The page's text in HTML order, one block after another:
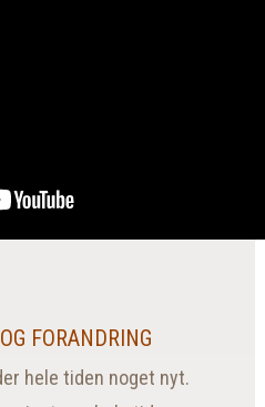
FORANDRING
hele tiden noget nyt.